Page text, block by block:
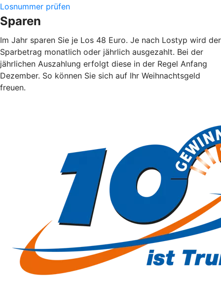
Losnummer prüfen
Sparen
Im Jahr sparen Sie je Los 48 Euro. Je nach Lostyp wird der
Sparbetrag monatlich oder jährlich ausgezahlt. Bei der
jährlichen Auszahlung erfolgt diese in der Regel Anfang
Dezember. So können Sie sich auf Ihr Weihnachtsgeld
freuen.